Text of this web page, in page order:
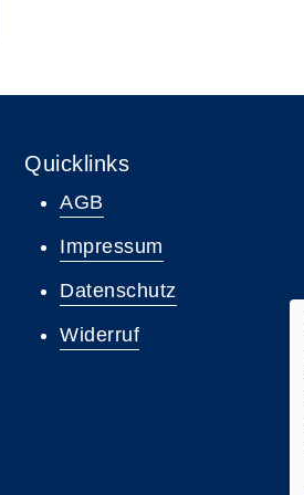
Quicklinks
AGB
Impressum
Datenschutz
Widerruf